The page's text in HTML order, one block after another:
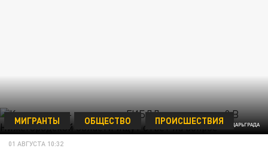
КОЛЛАЖ ЦАРЬГРАДА
МИГРАНТЫ ОБЩЕСТВО ПРОИСШЕСТВИЯ
01 АВГУСТА 10:32